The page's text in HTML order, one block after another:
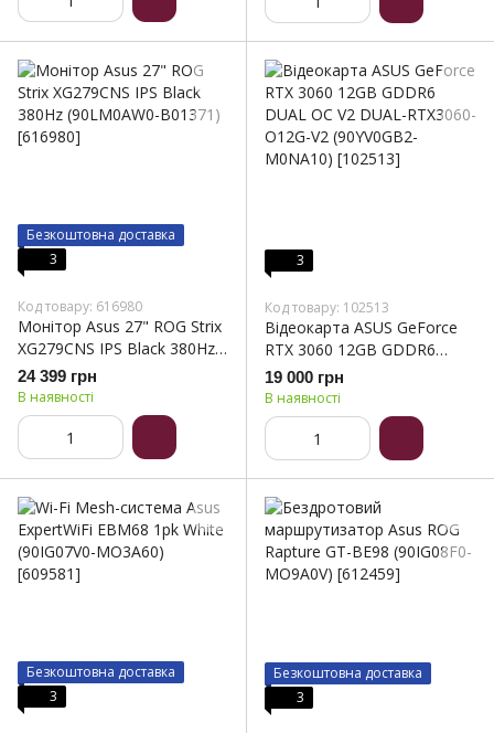
Безкоштовна доставка
3
Код товару: 616980
Монітор Asus 27" ROG Strix
XG279CNS IPS Black 380Hz
(90LM0AW0-B01371)
24 399 грн
В наявності
3
Код товару: 102513
Відеокарта ASUS GeForce
RTX 3060 12GB GDDR6
DUAL OC V2 DUAL-RTX3060-
O12G-V2 (90YV0GB2-
M0NA10)
19 000 грн
В наявності
Безкоштовна доставка
3
Безкоштовна доставка
3